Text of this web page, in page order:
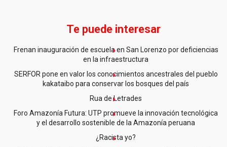
Te puede interesar
Frenan inauguración de escuela en San Lorenzo por deficiencias
en la infraestructura
SERFOR pone en valor los conocimientos ancestrales del pueblo
kakataibo para conservar los bosques del país
Rua de Letrades
Foro Amazonía Futura: UTP promueve la innovación tecnológica
y el desarrollo sostenible de la Amazonía peruana
¿Racista yo?